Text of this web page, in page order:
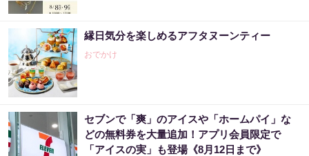
縁日気分を楽しめるアフタヌーンティー
おでかけ
セブンで「爽」のアイスや「ホームパイ」な
どの無料券を大量追加！アプリ会員限定で
「アイスの実」も登場《8月12日まで》